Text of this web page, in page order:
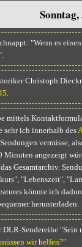
"Wenn es
Christoph
mittels
sehr ich innerhalb des
vermisse,
Minuten angezeigt
Gesamtarchiv.
"Lebenszeit",
könnte ich
herunterladen.
DLR-Sendereihe "Sein
wir helfen?"